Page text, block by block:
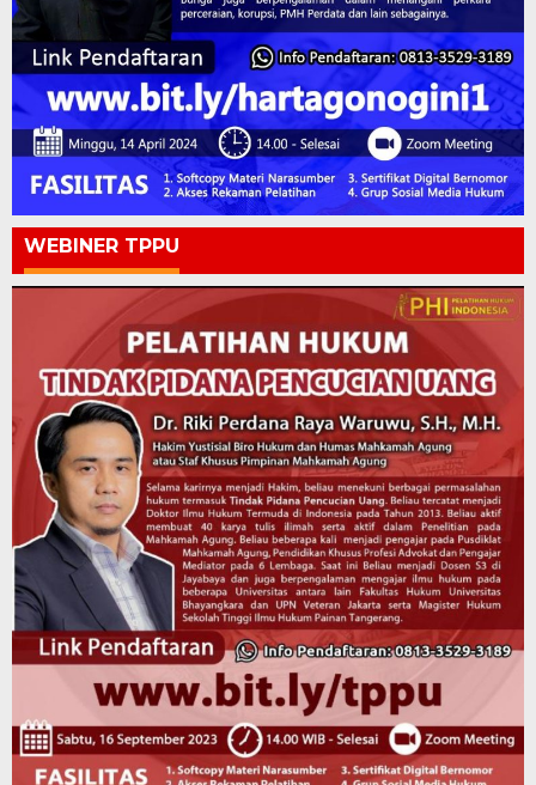
WEBINER TPPU